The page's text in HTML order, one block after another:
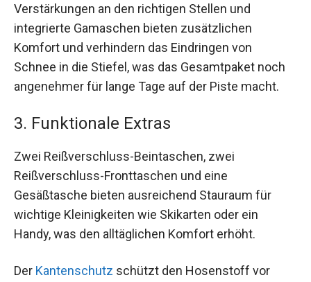
Verstärkungen an den richtigen Stellen und
integrierte Gamaschen bieten zusätzlichen
Komfort und verhindern das Eindringen von
Schnee in die Stiefel, was das Gesamtpaket noch
angenehmer für lange Tage auf der Piste macht.
3. Funktionale Extras
Zwei Reißverschluss-Beintaschen, zwei
Reißverschluss-Fronttaschen und eine
Gesäßtasche bieten ausreichend Stauraum für
wichtige Kleinigkeiten wie Skikarten oder ein
Handy, was den alltäglichen Komfort erhöht.
Der Kantenschutz schützt den Hosenstoff vor